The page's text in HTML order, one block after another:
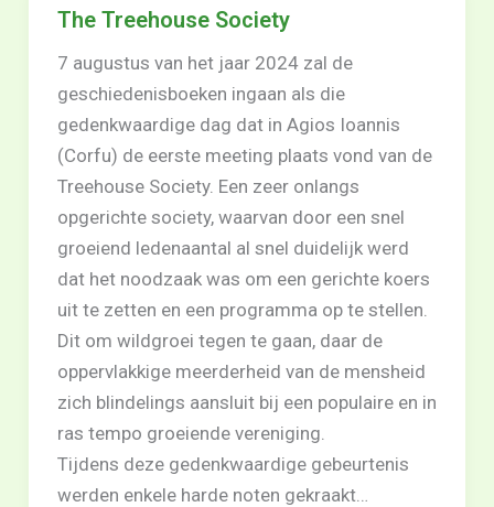
The Treehouse Society
7 augustus van het jaar 2024 zal de
geschiedenisboeken ingaan als die
gedenkwaardige dag dat in Agios Ioannis
(Corfu) de eerste meeting plaats vond van de
Treehouse Society. Een zeer onlangs
opgerichte society, waarvan door een snel
groeiend ledenaantal al snel duidelijk werd
dat het noodzaak was om een gerichte koers
uit te zetten en een programma op te stellen.
Dit om wildgroei tegen te gaan, daar de
oppervlakkige meerderheid van de mensheid
zich blindelings aansluit bij een populaire en in
ras tempo groeiende vereniging.
Tijdens deze gedenkwaardige gebeurtenis
werden enkele harde noten gekraakt…